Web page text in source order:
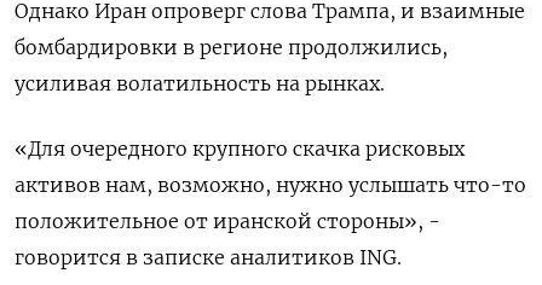
Однако Иран опроверг слова Трампа, и взаимные
бомбардировки в регионе ​продолжились,
усиливая волатильность на рынках.
«Для очередного крупного скачка рисковых
активов ‌нам, возможно, нужно услышать что-то
положительное от иранской стороны», -
говорится в записке аналитиков ING.